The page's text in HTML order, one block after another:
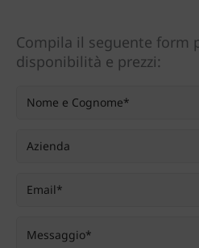
Compila il seguente form
disponibilità e prezzi: